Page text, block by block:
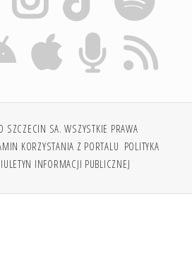
SA. WSZYSTKIE PRAWA
KORZYSTANIA Z PORTALU POLITYKA
INFORMACJI PUBLICZNEJ